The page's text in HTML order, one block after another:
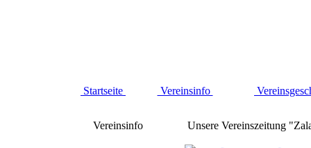
Startseite Vereinsinfo
Vereinsinfo Unsere Vereinszeitung